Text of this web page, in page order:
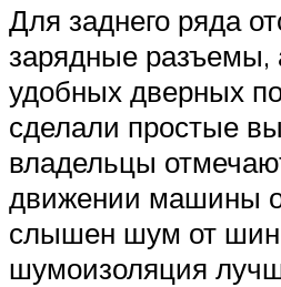
Для заднего ряда
зарядные разъемы,
удобных дверных
сделали простые
владельцы
движении машины
слышен шум от
шумоизоляция